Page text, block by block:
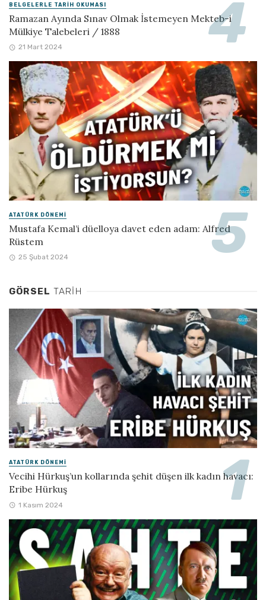
BELGELERLE TARIH OKUMASI
Ramazan Ayında Sınav Olmak İstemeyen Mekteb-i
Mülkiye Talebeleri / 1888
21 Mart 2024
ATATÜRK DÖNEMI
Mustafa Kemal’i düelloya davet eden adam: Alfred
Rüstem
25 Şubat 2024
GÖRSEL TARIH
ATATÜRK DÖNEMI
Vecihi Hürkuş’un kollarında şehit düşen ilk kadın havacı:
Eribe Hürkuş
1 Kasım 2024